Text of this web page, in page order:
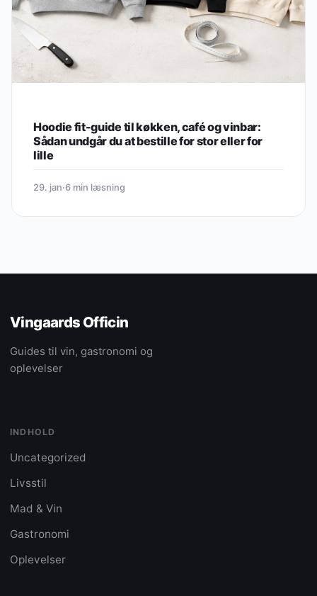
Hoodie fit-guide til køkken, café og vinbar:
Sådan undgår du at bestille for stor eller for
lille
29. jan·6 min læsning
Vingaards Officin
Guides til vin, gastronomi og
oplevelser
INDHOLD
Uncategorized
Livsstil
Mad & Vin
Gastronomi
Oplevelser